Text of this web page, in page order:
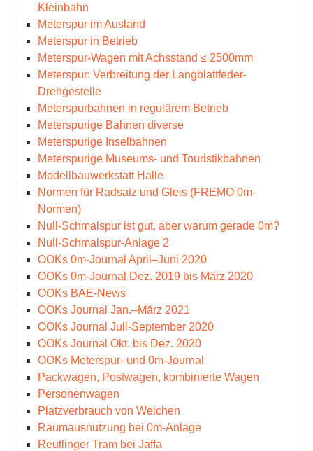
Kleinbahn
Meterspur im Ausland
Meterspur in Betrieb
Meterspur-Wagen mit Achsstand ≤ 2500mm
Meterspur: Verbreitung der Langblattfeder-
Drehgestelle
Meterspurbahnen in regulärem Betrieb
Meterspurige Bahnen diverse
Meterspurige Inselbahnen
Meterspurige Museums- und Touristikbahnen
Modellbauwerkstatt Halle
Normen für Radsatz und Gleis (FREMO 0m-
Normen)
Null-Schmalspur ist gut, aber warum gerade 0m?
Null-Schmalspur-Anlage 2
OOKs 0m-Journal April–Juni 2020
OOKs 0m-Journal Dez. 2019 bis März 2020
OOKs BAE-News
OOKs Journal Jan.–März 2021
OOKs Journal Juli-September 2020
OOKs Journal Okt. bis Dez. 2020
OOKs Meterspur- und 0m-Journal
Packwagen, Postwagen, kombinierte Wagen
Personenwagen
Platzverbrauch von Weichen
Raumausnutzung bei 0m-Anlage
Reutlinger Tram bei Jaffa